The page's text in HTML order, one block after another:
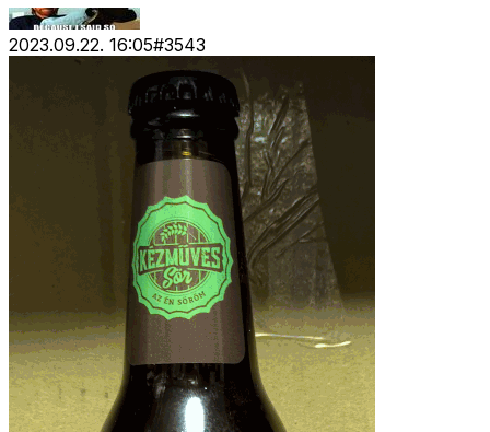
2023.09.22. 16:05#3543